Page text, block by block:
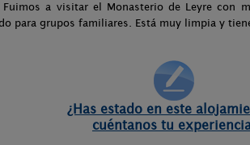
a visitar el Monasterio de Leyre con
para grupos familiares. Está muy limpia y
¿Has estado en este
cuéntanos tu